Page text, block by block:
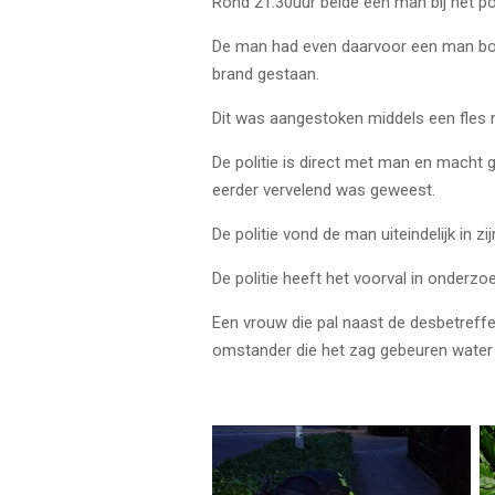
De man had even daarvoor een man
brand gestaan.
Dit was aangestoken middels een
De politie is direct met man en macht
eerder vervelend was geweest.
De politie vond de man uiteindelijk in
De politie heeft het voorval in
Een vrouw die pal naast de
omstander die het zag gebeuren